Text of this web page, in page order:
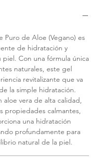
Puro de Aloe (Vegano) es
de hidratación y
Con una fórmula única
naturales, este gel
revitalizante que va
la simple hidratación.
aloe vera de alta calidad,
propiedades calmantes,
una hidratación
profundamente para
natural de la piel.